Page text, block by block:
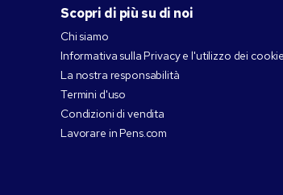
Scopri di più su di noi
Chi siamo
Informativa sulla Privacy e l'utilizzo dei cookie
La nostra responsabilità
Termini d'uso
Condizioni di vendita
Lavorare in Pens.com